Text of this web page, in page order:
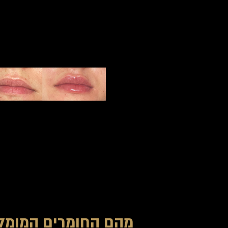
מהם החומרים